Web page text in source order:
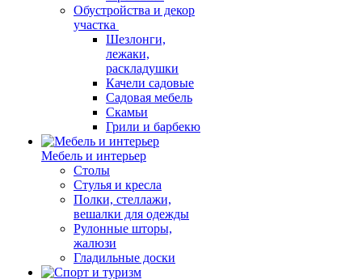
Обустройства и декор
участка
Шезлонги,
лежаки,
раскладушки
Качели садовые
Садовая мебель
Скамьи
Грили и барбекю
Мебель и интерьер
Столы
Стулья и кресла
Полки, стеллажи,
вешалки для одежды
Рулонные шторы,
жалюзи
Гладильные доски